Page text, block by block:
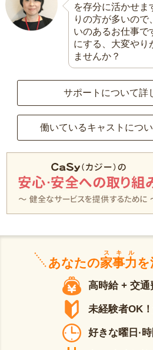
を存分に活かせま
りの方が多いの
いのあるお仕事で
にする、大変やり
ませんか？
サポートについて詳
働いているキャストにつ
あなたの家事力
スキル
高時給 + 交通
未経験者OK
好きな曜日·